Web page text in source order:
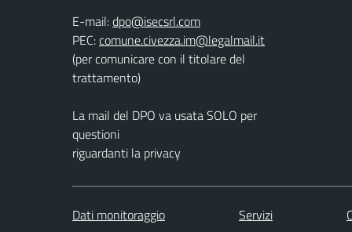
E-mail:
PEC:
(per comunicare con il titolare del
trattamento)
La mail del DPO va usata SOLO per
questioni
riguardanti la privacy
Dati monitoraggio Servizi